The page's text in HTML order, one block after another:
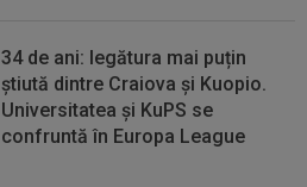
34 de ani: legătura mai puțin
știută dintre Craiova și Kuopio.
Universitatea și KuPS se
confruntă în Europa League